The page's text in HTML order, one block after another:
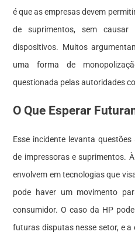
é que as empresas devem
de suprimentos, sem
dispositivos. Muitos
uma forma de
questionada pelas autoridades
O Que Esperar
Esse incidente levanta
de impressoras e suprimentos.
envolvem em tecnologias que
pode haver um movimento
consumidor. O caso da HP
futuras disputas nesse setor, e